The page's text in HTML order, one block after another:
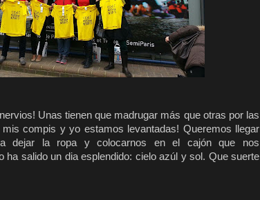
Unas tienen que madrugar más que otras por las
compis y yo estamos levantadas! Queremos llegar
dejar la ropa y colocarnos en el cajón que nos
ha salido un dia esplendido: cielo azúl y sol. Que suerte